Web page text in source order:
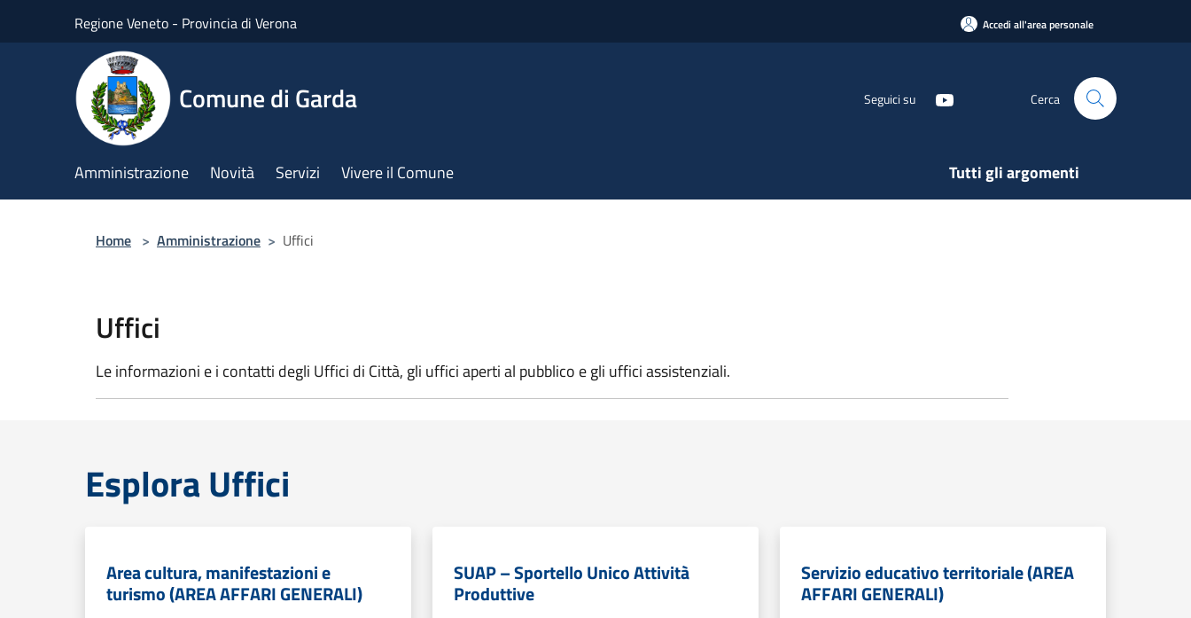
Regione Veneto - Provincia di Verona Accedi all'area personale
Comune di Garda Seguici su Cerca
Amministrazione Novità Servizi Vivere il Comune Tutti gli argomenti
Home > Amministrazione > Uffici
Uffici
Le informazioni e i contatti degli Uffici di Città, gli uffici aperti al pubblico e gli uffici assistenziali.
Esplora Uffici
Area cultura, manifestazioni e
turismo (AREA AFFARI GENERALI)
SUAP – Sportello Unico Attività
Produttive
Servizio educativo territoriale (AREA
AFFARI GENERALI)